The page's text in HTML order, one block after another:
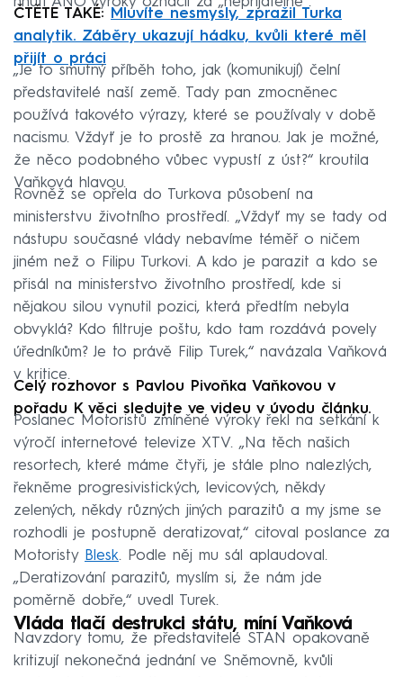
ČTĚTE TAKÉ:
Mluvíte nesmysly, zpražil Turka
analytik. Záběry ukazují hádku, kvůli které měl
přijít o práci
„Je to smutný příběh toho, jak (komunikují) čelní
představitelé naší země. Tady pan zmocněnec
používá takovéto výrazy, které se používaly v době
nacismu. Vždyť je to prostě za hranou. Jak je možné,
že něco podobného vůbec vypustí z úst?“ kroutila
Vaňková hlavou.
Rovněž se opřela do Turkova působení na
ministerstvu životního prostředí. „Vždyť my se tady od
nástupu současné vlády nebavíme téměř o ničem
jiném než o Filipu Turkovi. A kdo je parazit a kdo se
přisál na ministerstvo životního prostředí, kde si
nějakou silou vynutil pozici, která předtím nebyla
obvyklá? Kdo filtruje poštu, kdo tam rozdává povely
úředníkům? Je to právě Filip Turek,“ navázala Vaňková
v kritice.
Celý rozhovor s Pavlou Pivoňka Vaňkovou v
pořadu K věci sledujte ve videu v úvodu článku.
Poslanec Motoristů zmíněné výroky řekl na setkání k
výročí internetové televize XTV. „Na těch našich
resortech, které máme čtyři, je stále plno nalezlých,
řekněme progresivistických, levicových, někdy
zelených, někdy různých jiných parazitů a my jsme se
rozhodli je postupně deratizovat,“ citoval poslance za
Motoristy Blesk. Podle něj mu sál aplaudoval.
„Deratizování parazitů, myslím si, že nám jde
poměrně dobře,“ uvedl Turek.
Vláda tlačí destrukci státu, míní Vaňková
Navzdory tomu, že představitelé STAN opakovaně
kritizují nekonečná jednání ve Sněmovně, kvůli